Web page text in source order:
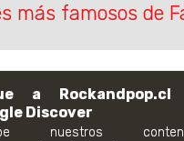
más famosos de
a Rockandpop.cl
Discover
nuestros